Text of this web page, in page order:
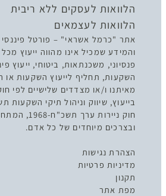
הלוואות לעסקים ללא ריבית
הלוואות לעצמאים
אתר "כרמל אשראי" – פורטל פיננסי
והמידע שמכיל אינו מהווה ייעוץ
פנסיוני, משכנתאות, ביטוחי, ייעוץ
השקעות, תחליף לייעוץ השקעות
מאיתנו ו/או מצדדים שלישיים לפי
חוק ניירות ערך
ובצרכים מיוחדים של כל אדם.
הצהרת נגישות
מדיניות פרטיות
תקנון
מפת אתר